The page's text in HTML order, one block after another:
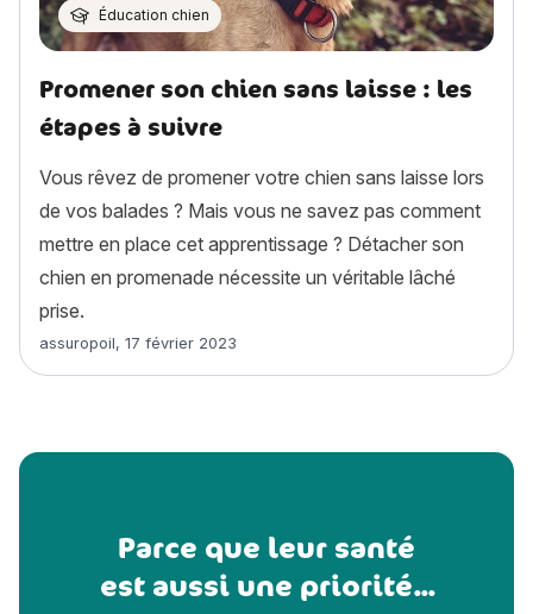
Éducation chien
Promener son chien sans laisse : les
étapes à suivre
Vous rêvez de promener votre chien sans laisse lors
de vos balades ? Mais vous ne savez pas comment
mettre en place cet apprentissage ? Détacher son
chien en promenade nécessite un véritable lâché
prise.
Article rédigé par
assuropoil, 17 février 2023
Parce que leur santé
est aussi une priorité...